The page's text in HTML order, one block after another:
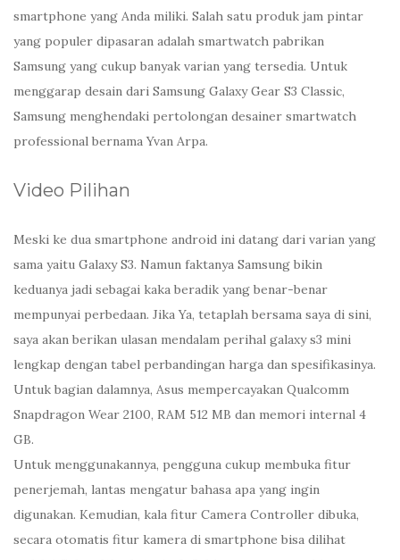
smartphone yang Anda miliki. Salah satu produk jam pintar
yang populer dipasaran adalah smartwatch pabrikan
Samsung yang cukup banyak varian yang tersedia. Untuk
menggarap desain dari Samsung Galaxy Gear S3 Classic,
Samsung menghendaki pertolongan desainer smartwatch
professional bernama Yvan Arpa.
Video Pilihan
Meski ke dua smartphone android ini datang dari varian yang
sama yaitu Galaxy S3. Namun faktanya Samsung bikin
keduanya jadi sebagai kaka beradik yang benar-benar
mempunyai perbedaan. Jika Ya, tetaplah bersama saya di sini,
saya akan berikan ulasan mendalam perihal galaxy s3 mini
lengkap dengan tabel perbandingan harga dan spesifikasinya.
Untuk bagian dalamnya, Asus mempercayakan Qualcomm
Snapdragon Wear 2100, RAM 512 MB dan memori internal 4
GB.
Untuk menggunakannya, pengguna cukup membuka fitur
penerjemah, lantas mengatur bahasa apa yang ingin
digunakan. Kemudian, kala fitur Camera Controller dibuka,
secara otomatis fitur kamera di smartphone bisa dilihat